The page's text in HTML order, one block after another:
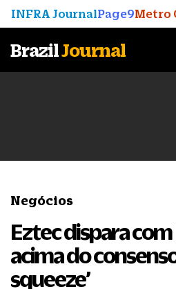
INFRA JournalPage9Metro
BrazilJournal
Negócios
Eztec dispara com
acima do
squeeze’